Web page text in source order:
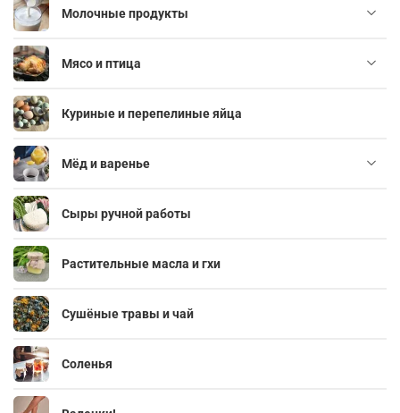
Молочные продукты
Мясо и птица
Куриные и перепелиные яйца
Мёд и варенье
Сыры ручной работы
Растительные масла и гхи
Сушёные травы и чай
Соленья